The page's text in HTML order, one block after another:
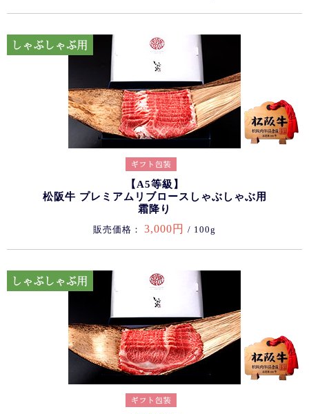
【A5等級】
松阪牛 プレミアムリブロースしゃぶしゃぶ用
霜降り
販売価格： 3,000円 / 100g